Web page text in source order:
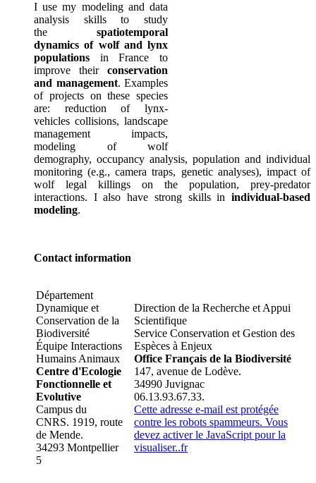
I use my modeling and data
analysis skills to study
the spatiotemporal
dynamics of wolf and lynx
populations in France to
improve their conservation
and management. Examples
of projects on these species
are: reduction of lynx-
vehicles collisions, landscape
management impacts,
modeling of wolf
demography, occupancy analysis, population and individual
monitoring (e.g., camera traps, genetic analyses), impact of
wolf legal killings on the population, prey-predator
interactions. I also have strong skills in individual-based
modeling.
Contact information
Département
Dynamique et
Conservation de la
Biodiversité
Équipe Interactions
Humains Animaux
Centre d'Ecologie
Fonctionnelle et
Evolutive
Campus du
CNRS. 1919, route
de Mende.
34293 Montpellier
5
Direction de la Recherche et Appui
Scientifique
Service Conservation et Gestion des
Espèces à Enjeux
Office Français de la Biodiversité
147, avenue de Lodève.
34990 Juvignac
06.13.93.67.33.
Cette adresse e-mail est protégée
contre les robots spammeurs. Vous
devez activer le JavaScript pour la
visualiser..fr